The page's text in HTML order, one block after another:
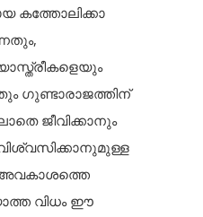
കത്തോലിക്കാ
ഗുണ്ടാരാജത്തിന്
ജീവിക്കാനും
വിധം ഈ